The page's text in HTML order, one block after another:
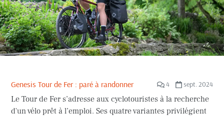
4 sept. 2024
Genesis Tour de Fer : paré à randonner
Le Tour de Fer s’adresse aux cyclotouristes à la recherche
d'un vélo prêt à l’emploi. Ses quatre variantes privilégient